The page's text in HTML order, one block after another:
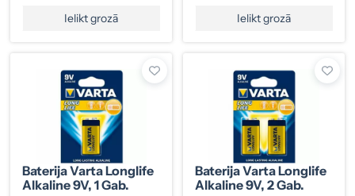
Ielikt grozā Ielikt grozā
Baterija Varta Longlife
Alkaline 9V, 1 Gab.
Baterija Varta Longlife
Alkaline 9V, 2 Gab.